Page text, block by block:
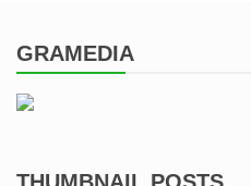
GRAMEDIA